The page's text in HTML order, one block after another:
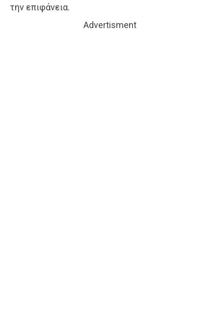
την επιφάνεια.
Advertisment